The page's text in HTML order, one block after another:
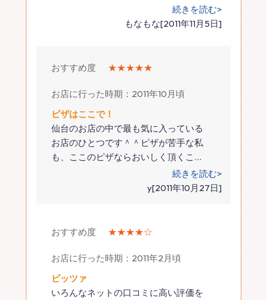
続きを読む>
もなもな[2011年11月5日]
おすすめ度 ★★★★★
お店に行った時期：2011年10月頃
ピザはここで！
仙台のお店の中で最も気に入っている
お店のひとつです＾＾ピザが苦手な私
も、ここのピザならおいしく頂くこ …
続きを読む>
y[2011年10月27日]
おすすめ度 ★★★★☆
お店に行った時期：2011年2月頃
ピッツァ
いろんなネットの口コミに高い評価を